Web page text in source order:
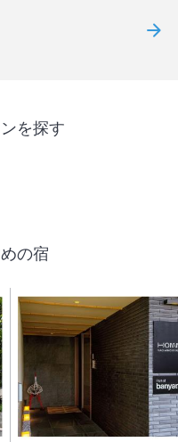
を探す
の宿